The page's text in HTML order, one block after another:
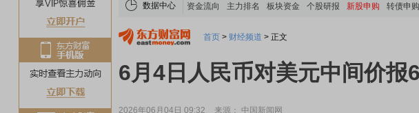
数据中心 资金流向 主力排名 板块资金 个股研报 新股申购 转债申购
首页 > 财经频道 > 正文
6月4日人民币对美元中间价报
2026年06月04日 09:32 来源： 中国新闻网